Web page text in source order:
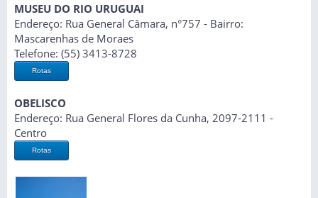
MUSEU DO RIO URUGUAI
Endereço: Rua General Câmara, n°757 - Bairro:
Mascarenhas de Moraes
Telefone: (55) 3413-8728
Rotas
OBELISCO
Endereço: Rua General Flores da Cunha, 2097-2111 -
Centro
Rotas